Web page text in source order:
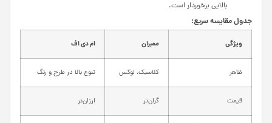
بالایی برخوردار است.
جدول مقایسه سریع:
ویژگی ممبران ام دی اف
ظاهر کلاسیک، لوکس تنوع بالا در طرح و رنگ
قیمت گران‌تر ارزان‌تر